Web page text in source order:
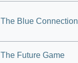
The Blue Connection
The Future Game